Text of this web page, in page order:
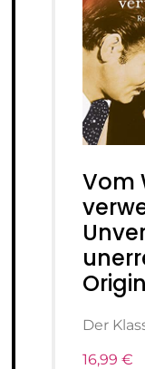
Vom
Der
16,99 €